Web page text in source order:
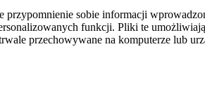
sobie informacji
funkcji. Pliki te
przechowywane na komputerze lub